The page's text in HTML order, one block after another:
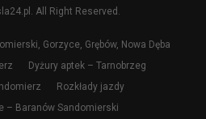
All Right Reserved.
Gorzyce, Grębów, Nowa Dęba
Dyżury aptek – Tarnobrzeg
Rozkłady jazdy
– Baranów Sandomierski